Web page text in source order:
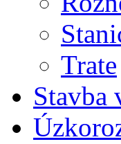
Trate
Stavba